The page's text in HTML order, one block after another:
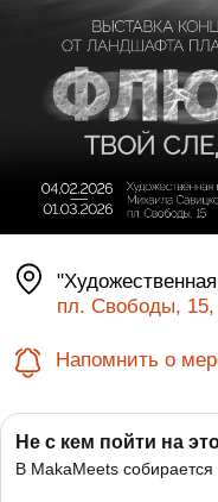
пл. Свободы,
Напомнить о